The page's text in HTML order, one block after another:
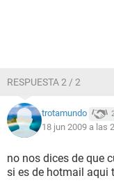
RESPUESTA 2 / 2
trotamundo
18 jun 2009 a las
no nos dices de que
si es de hotmail aqui